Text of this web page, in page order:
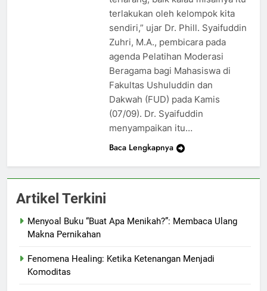
terlakukan oleh kelompok kita
sendiri,” ujar Dr. Phill. Syaifuddin
Zuhri, M.A., pembicara pada
agenda Pelatihan Moderasi
Beragama bagi Mahasiswa di
Fakultas Ushuluddin dan
Dakwah (FUD) pada Kamis
(07/09). Dr. Syaifuddin
menyampaikan itu…
Baca Lengkapnya
Artikel Terkini
Menyoal Buku “Buat Apa Menikah?”: Membaca Ulang
Makna Pernikahan
Fenomena Healing: Ketika Ketenangan Menjadi
Komoditas